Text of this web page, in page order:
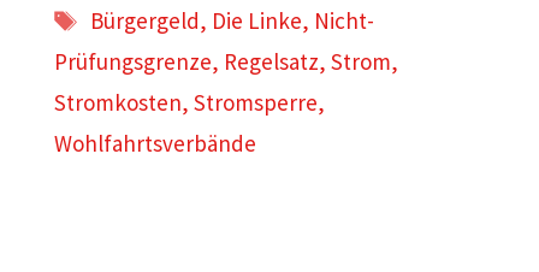
Schlagwörter
Bürgergeld, Die Linke, Nicht-
Prüfungsgrenze, Regelsatz, Strom,
Stromkosten, Stromsperre,
Wohlfahrtsverbände